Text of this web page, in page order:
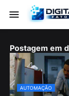
Postagem em
AUTOMAÇÃO